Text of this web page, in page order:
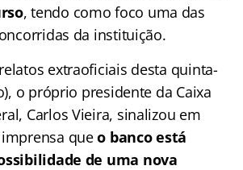
, tendo como foco uma das
da instituição.
extraoficiais desta quinta-
o próprio presidente da Caixa
Carlos Vieira, sinalizou em
imprensa queo banco está
de uma nova